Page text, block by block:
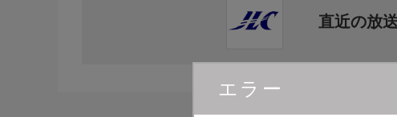
エラー
直近の放